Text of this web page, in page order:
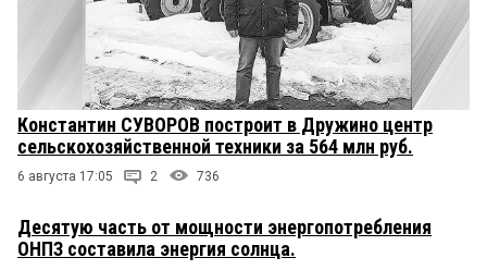
Константин СУВОРОВ построит в Дружино центр
сельскохозяйственной техники за 564 млн руб.
6 августа 17:05 2 736
Десятую часть от мощности энергопотребления
ОНПЗ составила энергия солнца.